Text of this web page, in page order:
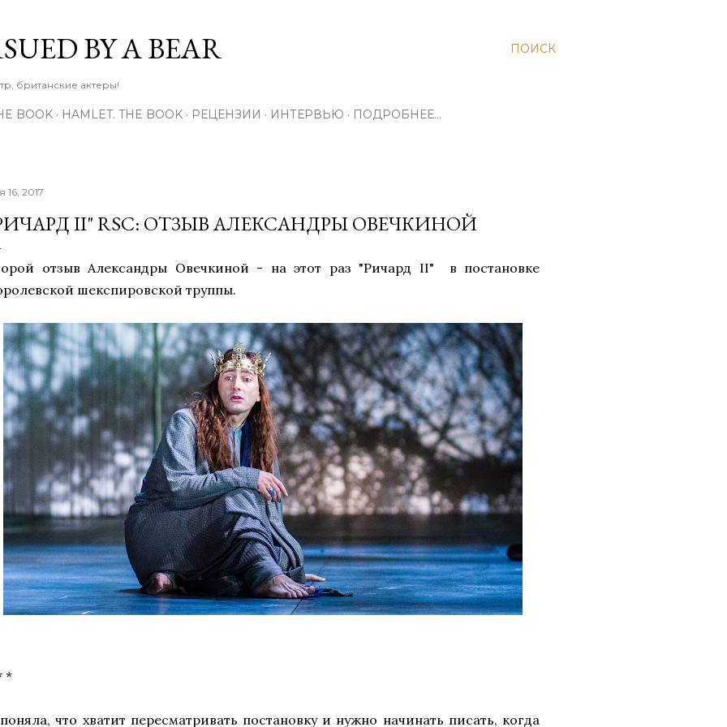
ПОИСК
BY A BEAR
британские актеры!
BOOK HAMLET. THE BOOK РЕЦЕНЗИИ ИНТЕРВЬЮ ПОДРОБНЕЕ…
16, 2017
II" RSC: ОТЗЫВ АЛЕКСАНДРЫ ОВЕЧКИНОЙ
отзыв Александры Овечкиной - на этот раз "Ричард II" в постановке
шекспировской труппы.
*
что хватит пересматривать постановку и нужно начинать писать, когда